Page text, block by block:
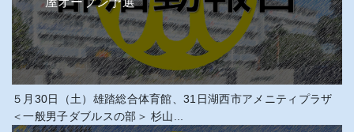
５月30日（土）雄踏総合体育館、31日湖西市アメニティプラザ
＜一般男子ダブルスの部＞ 杉山...